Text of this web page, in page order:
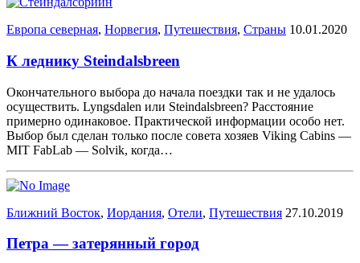
Европа северная, Норвегия, Путешествия, Страны 10.01.2020
К леднику Steindalsbreen
Окончательного выбора до начала поездки так и не удалось
осуществить. Lyngsdalen или Steindalsbreen? Расстояние
примерно одинаковое. Практической информации особо нет.
Выбор был сделан только после совета хозяев Viking Cabins —
MIT FabLab — Solvik, когда…
Ближний Восток, Иордания, Отели, Путешествия 27.10.2019
Петра — затерянный город